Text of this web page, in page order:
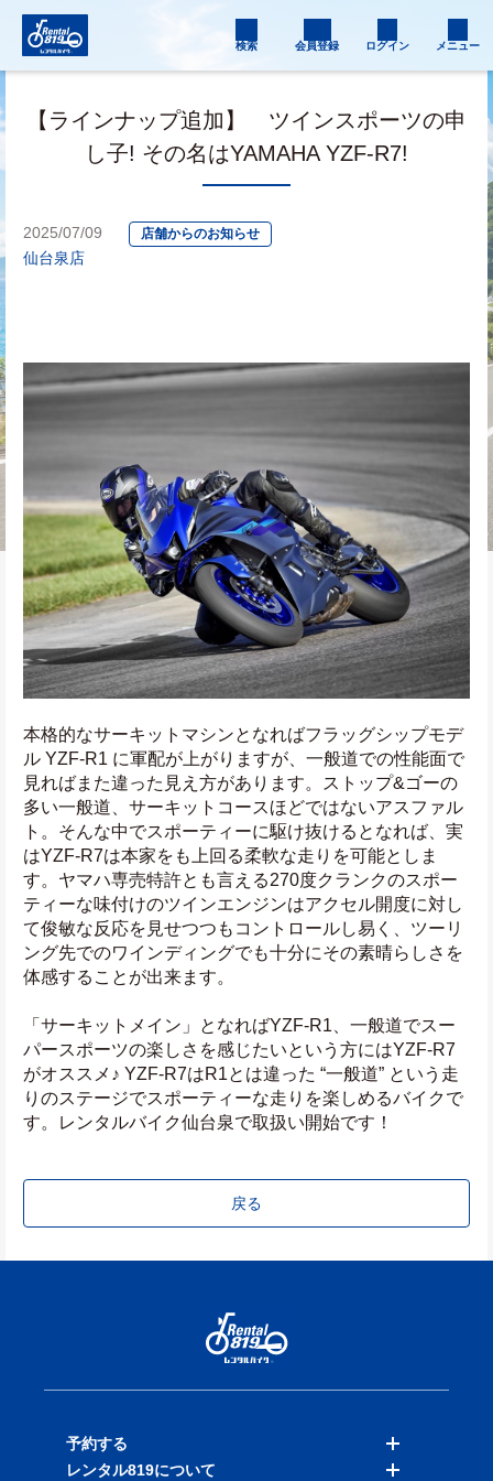
検索 会員登録 ログイン メニュー
【ラインナップ追加】 ツインスポーツの申
し子! その名はYAMAHA YZF-R7!
2025/07/09 店舗からのお知らせ
仙台泉店
本格的なサーキットマシンとなればフラッグシップモデ
ル YZF-R1 に軍配が上がりますが、一般道での性能面で
見ればまた違った見え方があります。ストップ&ゴーの
多い一般道、サーキットコースほどではないアスファル
ト。そんな中でスポーティーに駆け抜けるとなれば、実
はYZF-R7は本家をも上回る柔軟な走りを可能としま
す。ヤマハ専売特許とも言える270度クランクのスポー
ティーな味付けのツインエンジンはアクセル開度に対し
て俊敏な反応を見せつつもコントロールし易く、ツーリ
ング先でのワインディングでも十分にその素晴らしさを
体感することが出来ます。
「サーキットメイン」となればYZF-R1、一般道でスー
パースポーツの楽しさを感じたいという方にはYZF-R7
がオススメ♪ YZF-R7はR1とは違った “一般道” という走
りのステージでスポーティーな走りを楽しめるバイクで
す。レンタルバイク仙台泉で取扱い開始です！
戻る
予約する
レンタル819について